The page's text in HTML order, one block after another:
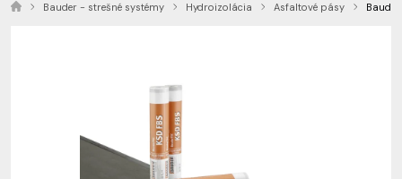
Bauder - strešné systémy Hydroizolácia Asfaltové pásy